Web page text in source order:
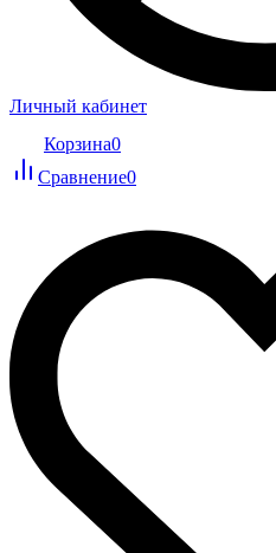
Личный кабинет
Корзина0
Сравнение0